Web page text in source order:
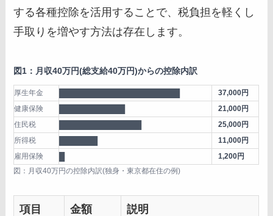
する各種控除を活用することで、税負担を軽くし
手取りを増やす方法は存在します。
図1：月収40万円(総支給40万円)からの控除内訳
厚生年金
37,000円
健康保険
21,000円
住民税
25,000円
所得税
11,000円
雇用保険
1,200円
図：月収40万円の控除内訳(独身・東京都在住の例)
項目 金額 説明